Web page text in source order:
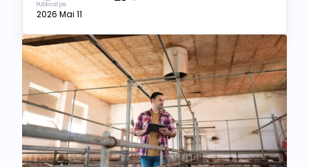
Publicat pe
2026 Mai 11